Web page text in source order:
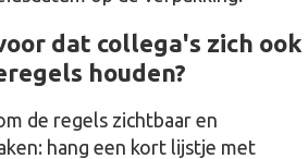
dat collega's zich ook
houden?
de regels zichtbaar en
hang een kort lijstje met